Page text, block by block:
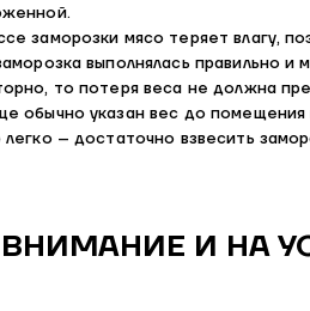
заморозки мясо теряет влагу,
выполнялась правильно и
то потеря веса не должна
обычно указан вес до помещения
легко – достаточно взвесить
И НА